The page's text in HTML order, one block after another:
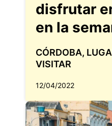
disfrutar
en la
CÓRDOBA,
VISITAR
12/04/2022